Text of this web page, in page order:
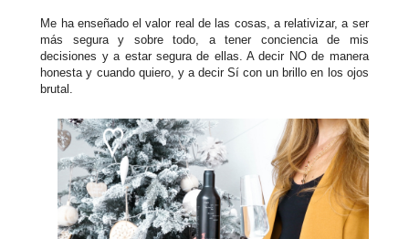
Me ha enseñado el valor real de las cosas, a relativizar, a ser
más segura y sobre todo, a tener conciencia de mis
decisiones y a estar segura de ellas. A decir NO de manera
honesta y cuando quiero, y a decir Sí con un brillo en los ojos
brutal.